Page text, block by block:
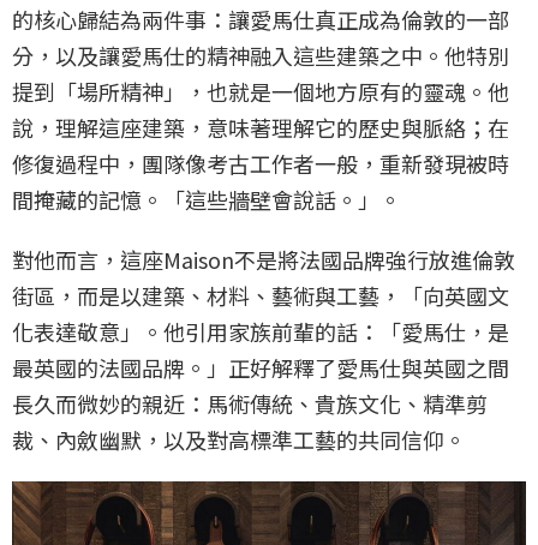
的核心歸結為兩件事：讓愛馬仕真正成為倫敦的一部
分，以及讓愛馬仕的精神融入這些建築之中。他特別
提到「場所精神」，也就是一個地方原有的靈魂。他
說，理解這座建築，意味著理解它的歷史與脈絡；在
修復過程中，團隊像考古工作者一般，重新發現被時
間掩藏的記憶。「這些牆壁會說話。」。
對他而言，這座Maison不是將法國品牌強行放進倫敦
街區，而是以建築、材料、藝術與工藝，「向英國文
化表達敬意」。他引用家族前輩的話：「愛馬仕，是
最英國的法國品牌。」正好解釋了愛馬仕與英國之間
長久而微妙的親近：馬術傳統、貴族文化、精準剪
裁、內斂幽默，以及對高標準工藝的共同信仰。